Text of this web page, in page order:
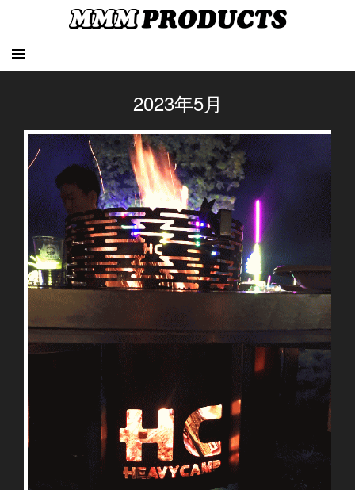
2023年5月